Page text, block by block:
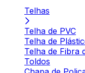
Telhas
Telha de PVC
Telha de
Telha de Fibra
Toldos